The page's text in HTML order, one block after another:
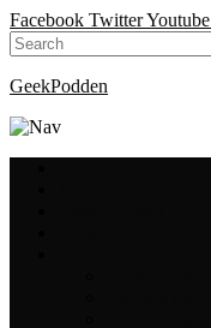
Facebook TwitterYoutube
GeekPodden